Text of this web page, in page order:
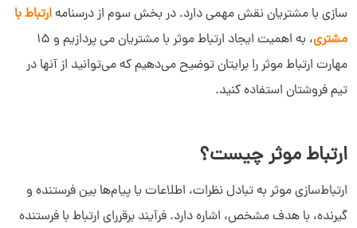
سازی با مشتریان نقش مهمی دارد. در بخش سوم از درسنامهارتباط با
مشتری
، به اهمیت ایجاد ارتباط موثر با مشتریان می پردازیم و 15
مهارت ارتباط موثر را برایتان توضیح می‌دهیم که می‌توانید از آنها در
تیم فروشتان استفاده کنید.
ارتباط موثر چیست؟
ارتباط‌سازی موثر به تبادل نظرات، اطلاعات یا پیام‌ها بین فرستنده و
گیرنده، با هدف مشخص، اشاره دارد. فرآیند برقررای ارتباط با فرستنده